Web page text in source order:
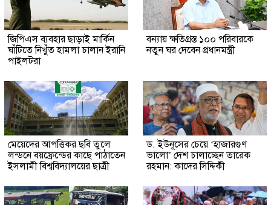
জিপিএস ব্যবহার ছাড়াই মার্কিন
ঘাঁটিতে নিখুঁত হামলা চালান ইরানি
পাইলটরা
বন্যায় ক্ষতিগ্রস্ত ১০০ পরিবারকে
নতুন ঘর দেবেন প্রধানমন্ত্রী
মেয়েদের আপত্তিকর ছবি তুলে
লন্ডনে বয়ফ্রেন্ডের কাছে পাঠাতেন
ইসলামী বিশ্ববিদ্যালয়ের ছাত্রী
ড. ইউনূসের চেয়ে ‘হাজারগুণ
ভালো’ দেশ চালাচ্ছেন তারেক
রহমান: কাদের সিদ্দিকী